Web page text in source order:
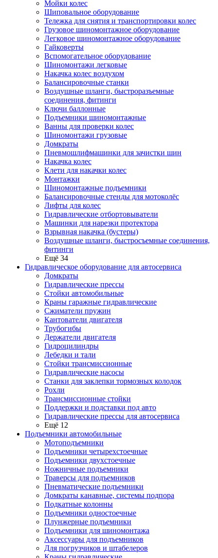
Мойки колес
Шиповальное оборудование
Тележка для снятия и транспортировки колес
Грузовое шиномонтажное оборудование
Легковое шиномонтажное оборудование
Гайковерты
Вспомогательное оборудование
Шиномонтажи легковые
Накачка колес воздухом
Балансировочные станки
Воздушные шланги, быстроразъемные
соединения, фитинги
Ключи баллонные
Подъемники шиномонтажные
Ванны для проверки колес
Шиномонтажи грузовые
Домкраты
Пневмошлифмашинки для зачистки шин
Накачка колес
Клети для накачки колес
Монтажки
Шиномонтажные подъемники
Балансировочные стенды для мотоколёс
Лифты для колес
Гидравлические отбортовыватели
Машинки для нарезки протектора
Взрывная накачка (бустеры)
Воздушные шланги, быстросъемные соединения,
фитинги
Ещё 34
Гидравлическое оборудование для автосервиса
Домкраты
Гидравлические прессы
Стойки автомобильные
Краны гаражные гидравлические
Сжиматели пружин
Кантователи двигателя
Трубогибы
Держатели двигателя
Гидроцилиндры
Лебедки и тали
Стойки трансмиссионные
Гидравлические насосы
Cтанки для заклепки тормозных колодок
Рохли
Трансмиссионные стойки
Поддержки и подставки под авто
Гидравлические прессы для автосервиса
Ещё 12
Подъемники автомобильные
Мотоподъемники
Подъемники четырехстоечные
Подъемники двухстоечные
Ножничные подъемники
Траверсы для подъемников
Пневматические подъемники
Домкраты канавные, системы подпора
Подкатные колонны
Подъемники одностоечные
Плунжерные подъемники
Подъемники для шиномонтажа
Аксессуары для подъемников
Для погрузчиков и штабелеров